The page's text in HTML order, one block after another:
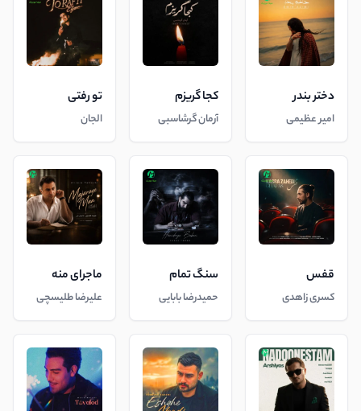
دختر بندر
امیر عظیمی
کجا گریزم
آرمان گرشاسبی
تو رفتی
الجان
قفس
کسری زاهدی
سنگ تمام
حمیدرضا بابایی
ماجرای منه
علیرضا طلیسچی